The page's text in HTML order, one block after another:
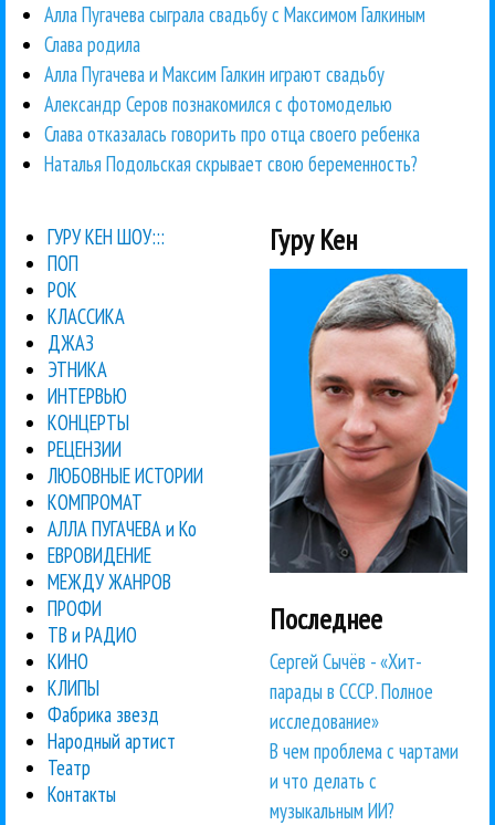
Алла Пугачева сыграла свадьбу с Максимом Галкиным
Слава родила
Алла Пугачева и Максим Галкин играют свадьбу
Александр Серов познакомился с фотомоделью
Слава отказалась говорить про отца своего ребенка
Наталья Подольская скрывает свою беременность?
ГУРУ КЕН ШОУ:::
ПОП
РОК
КЛАССИКА
ДЖАЗ
ЭТНИКА
ИНТЕРВЬЮ
КОНЦЕРТЫ
РЕЦЕНЗИИ
ЛЮБОВНЫЕ ИСТОРИИ
КОМПРОМАТ
АЛЛА ПУГАЧЕВА и Ко
ЕВРОВИДЕНИЕ
МЕЖДУ ЖАНРОВ
ПРОФИ
ТВ и РАДИО
КИНО
КЛИПЫ
Фабрика звезд
Народный артист
Театр
Контакты
Гуру Кен
Последнее
Сергей Сычёв - «Хит-
парады в СССР. Полное
исследование»
В чем проблема с чартами
и что делать с
музыкальным ИИ?